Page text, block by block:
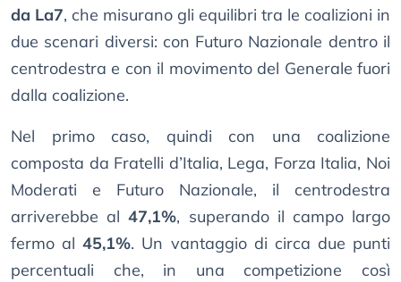
da La7, che misurano gli equilibri tra le coalizioni in
due scenari diversi: con Futuro Nazionale dentro il
centrodestra e con il movimento del Generale fuori
dalla coalizione.
Nel primo caso, quindi con una coalizione
composta da Fratelli d’Italia, Lega, Forza Italia, Noi
Moderati e Futuro Nazionale, il centrodestra
arriverebbe al47,1%, superando il campo largo
fermo al45,1%. Un vantaggio di circa due punti
percentuali che, in una competizione così